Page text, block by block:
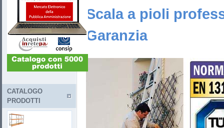
Scala a pioli
Garanzia
CATALOGO
PRODOTTI